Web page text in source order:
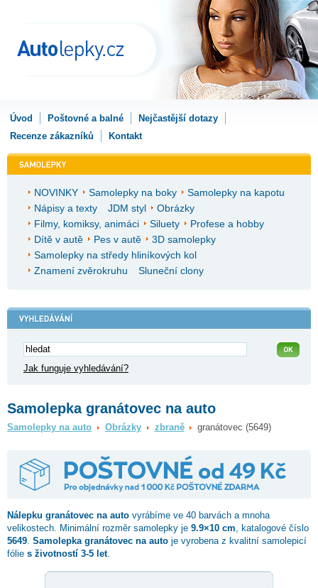
Úvod Poštovné a balné
Nejčastější dotazy
Recenze zákazníků
Kontakt
NOVINKY Samolepky na boky
Samolepky na kapotu
Nápisy a texty
JDM styl
Obrázky
Filmy, komiksy, animáci
Siluety
Profese a hobby
Dítě v autě
Pes v autě
3D samolepky
Samolepky na středy hliníkových kol
Znamení zvěrokruhu
Sluneční clony
Jak funguje vyhledávání?
Samolepka granátovec na auto
Samolepky na auto Obrázky zbraně granátovec (5649)
Nálepku granátovec na auto vyrábíme ve 40 barvách a mnoha
velikostech. Minimální rozměr samolepky je 9.9×10 cm , katalogové číslo
5649 Samolepka granátovec na auto je vyrobena z kvalitní samolepicí
fólie s životností 3-5 let.